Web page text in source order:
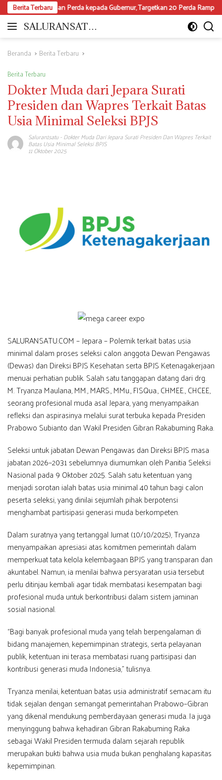
Langsung
ke
konten
Berita Terbaru
Perda kepada Gubernur, Targetkan 20 Perda Rampung 2026
SALURANSATU.
Moderat
Mencerdaskan
Beranda Berita Terbaru
Berita Terbaru
Dokter Muda dari Jepara Surati
Presiden dan Wapres Terkait Batas
Usia Minimal Seleksi BPJS
Saluran1satu-Dokter Muda Dari Jepara Surati Presiden Dan Wapres Terkait
Batas Usia Minimal Seleksi BPJS
11 Oktober 2025
SALURANSATU.COM – Jepara – Polemik terkait batas usia
minimal dalam proses seleksi calon anggota Dewan Pengawas
(Dewas) dan Direksi BPJS Kesehatan serta BPJS Ketenagakerjaan
menuai perhatian publik. Salah satu tanggapan datang dari drg.
M. Tryanza Maulana, MM., MARS., MMu., FISQua., CHMEE., CHCEE,
seorang profesional muda asal Jepara, yang menyampaikan
refleksi dan aspirasinya melalui surat terbuka kepada Presiden
Prabowo Subianto dan Wakil Presiden Gibran Rakabuming Raka.
Seleksi untuk jabatan Dewan Pengawas dan Direksi BPJS masa
jabatan 2026–2031 sebelumnya diumumkan oleh Panitia Seleksi
Nasional pada 9 Oktober 2025. Salah satu ketentuan yang
menjadi sorotan ialah batas usia minimal 40 tahun bagi calon
peserta seleksi, yang dinilai sejumlah pihak berpotensi
menghambat partisipasi generasi muda berkompeten.
Dalam suratnya yang tertanggal Jumat (10/10/2025), Tryanza
menyampaikan apresiasi atas komitmen pemerintah dalam
memperkuat tata kelola kelembagaan BPJS yang transparan dan
akuntabel. Namun, ia menilai bahwa persyaratan usia tersebut
perlu ditinjau kembali agar tidak membatasi kesempatan bagi
profesional muda untuk berkontribusi dalam sistem jaminan
sosial nasional.
“Bagi banyak profesional muda yang telah berpengalaman di
bidang manajemen, kepemimpinan strategis, serta pelayanan
publik, ketentuan ini terasa membatasi ruang partisipasi dan
kontribusi generasi muda Indonesia,” tulisnya.
Tryanza menilai, ketentuan batas usia administratif semacam itu
tidak sejalan dengan semangat pemerintahan Prabowo–Gibran
yang dikenal mendukung pemberdayaan generasi muda. Ia juga
menyinggung bahwa kehadiran Gibran Rakabuming Raka
sebagai Wakil Presiden termuda dalam sejarah republik
merupakan bukti bahwa usia muda bukan penghalang kapasitas
kepemimpinan.